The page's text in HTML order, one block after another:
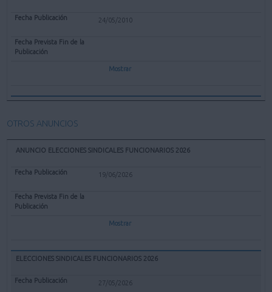
24/05/2010
Mostrar
OTROS ANUNCIOS
ANUNCIO ELECCIONES SINDICALES FUNCIONARIOS 2026
19/06/2026
Mostrar
ELECCIONES SINDICALES FUNCIONARIOS 2026
27/05/2026